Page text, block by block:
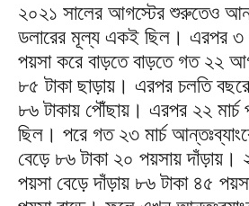
২০২১ সালের আগস্টের শুরুতেও
ডলারের মূল্য একই ছিল। এরপর
পয়সা করে বাড়তে বাড়তে গত ২২
৮৫ টাকা ছাড়ায়। এরপর চলতি
৮৬ টাকায় পৌঁছায়। এরপর ২২ মার্চ
ছিল। পরে গত ২৩ মার্চ
বেড়ে ৮৬ টাকা ২০ পয়সায়
পয়সা বেড়ে দাঁড়ায় ৮৬ টাকা ৪৫